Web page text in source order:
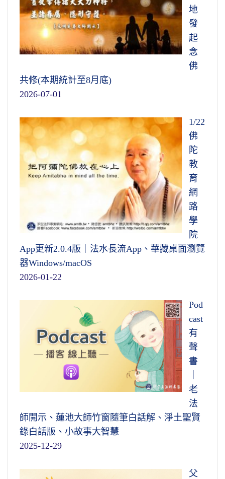
地
發
起
念
佛
共修(本期統計至8月底)
2026-07-01
1/22
佛
陀
教
育
網
路
學
院
App更新2.0.4版｜法水長流App、華藏桌面瀏覽
器Windows/macOS
2026-01-22
Pod
cast
有
聲
書
老
法
師開示、蓮池大師竹窗隨筆白話解、淨土聖賢
錄白話版、小故事大智慧
2025-12-29
父